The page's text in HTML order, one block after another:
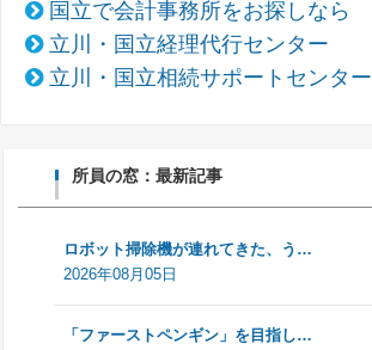
国立で会計事務所をお探しなら
立川・国立経理代行センター
立川・国立相続サポートセンター
所員の窓：最新記事
ロボット掃除機が連れてきた、う…
2026年08月05日
「ファーストペンギン」を目指し…